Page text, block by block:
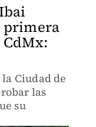
primera
CdMx:
Ciudad de
las
su